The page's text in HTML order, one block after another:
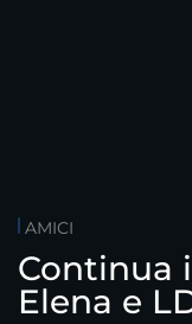
AMICI
Continua
Elena e